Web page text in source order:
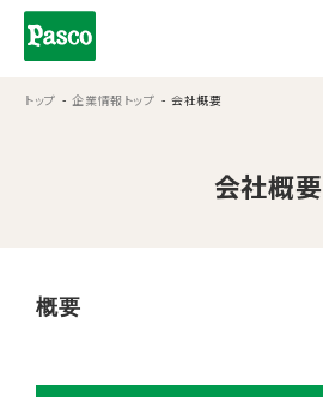
トップ 企業情報トップ 会社概要
会社概要
概要